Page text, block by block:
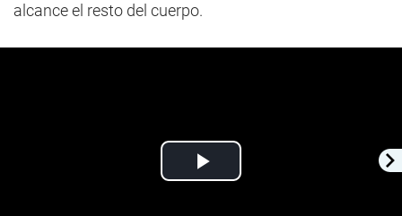
alcance el resto del cuerpo.
Play